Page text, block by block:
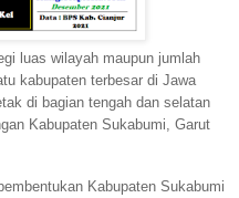
luas wilayah maupun jumlah
kabupaten terbesar di Jawa
di bagian tengah dan selatan
Kabupaten Sukabumi, Garut
Kabupaten Sukabumi